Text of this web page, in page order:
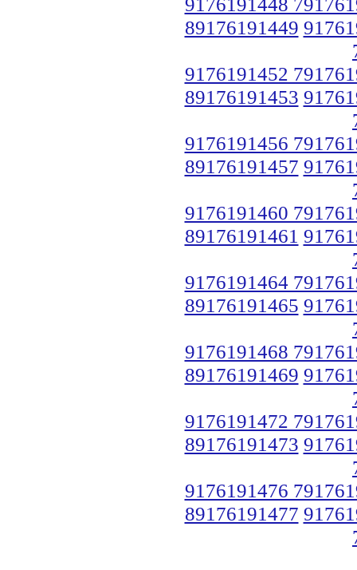
89176191449
9176191452
89176191453
9176191456
89176191457
9176191460
89176191461
9176191464
89176191465
9176191468
89176191469
9176191472
89176191473
9176191476
89176191477